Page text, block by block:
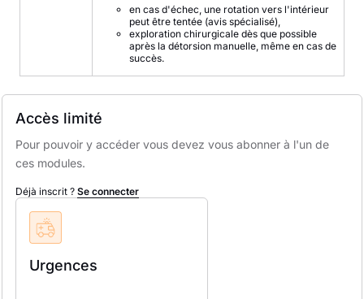
en cas d'échec, une rotation vers l'intérieur
peut être tentée (avis spécialisé),
exploration chirurgicale dès que possible
après la détorsion manuelle, même en cas de
succès.
Accès limité
Pour pouvoir y accéder vous devez vous abonner à l'un de
ces modules.
Déjà inscrit ? Se connecter
Urgences